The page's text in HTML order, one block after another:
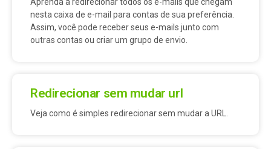
nesta caixa de e-mail para contas de sua preferência.
Assim, você pode receber seus e-mails junto com
outras contas ou criar um grupo de envio.
Redirecionar sem mudar url
Veja como é simples redirecionar sem mudar a URL.